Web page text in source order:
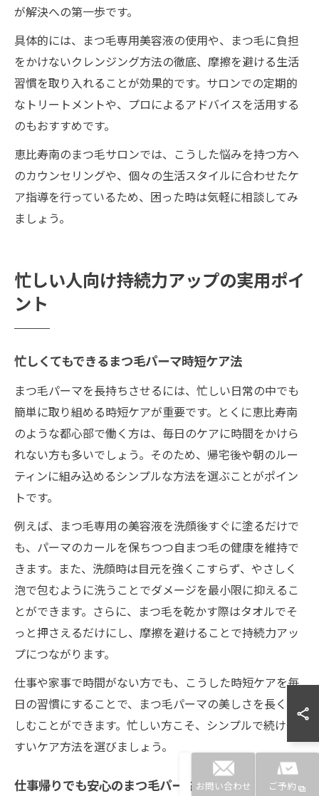
が解決への第一歩です。
具体的には、まつ毛専用美容液の使用や、まつ毛に負担
をかけないクレンジング方法の徹底、摩擦を避ける生活
習慣を取り入れることが効果的です。サロンでの定期的
なトリートメントや、プロによるアドバイスを活用する
のもおすすめです。
恵比寿南のまつ毛サロンでは、こうした悩みを持つ方へ
のカウンセリングや、個々の生活スタイルに合わせたケ
ア指導を行っているため、困った時は気軽に相談してみ
ましょう。
忙しい人向け持続力アップの実用ポイ
ント
忙しくてもできるまつ毛パーマ時短ケア法
まつ毛パーマを長持ちさせるには、忙しい日常の中でも
簡単に取り組める時短ケアが重要です。とくに恵比寿南
のような都心部で働く方は、毎日のケアに時間をかけら
れない方も多いでしょう。そのため、帰宅後や朝のルー
ティンに組み込めるシンプルな方法を選ぶことがポイン
トです。
例えば、まつ毛専用の美容液を洗顔後すぐに塗るだけで
も、パーマのカールを保ちつつ自まつ毛の健康を維持で
きます。また、洗顔時は目元を強くこすらず、やさしく
泡で包むように洗うことでダメージを最小限に抑えるこ
とができます。さらに、まつ毛を乾かす際はタオルでそ
っと押さえるだけにし、摩擦を避けることで持続力アッ
プにつながります。
仕事や家事で時間がない方でも、こうした時短ケアを毎
日の習慣にすることで、まつ毛パーマの美しさを長く楽
しむことができます。忙しい方こそ、シンプルで続けや
すいケア方法を選びましょう。
仕事帰りでも安心のまつ毛パーマ対策お問い合わせ ご予約